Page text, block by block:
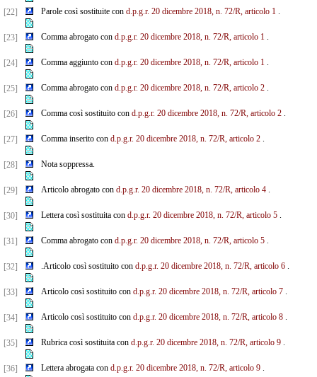
[22] Parole così sostituite con d.p.g.r. 20 dicembre 2018, n. 72/R, articolo 1.
[23] Comma abrogato con d.p.g.r. 20 dicembre 2018, n. 72/R, articolo 1.
[24] Comma aggiunto con d.p.g.r. 20 dicembre 2018, n. 72/R, articolo 1.
[25] Comma abrogato con d.p.g.r. 20 dicembre 2018, n. 72/R, articolo 2.
[26] Comma così sostituito con d.p.g.r. 20 dicembre 2018, n. 72/R, articolo 2.
[27] Comma inserito con d.p.g.r. 20 dicembre 2018, n. 72/R, articolo 2.
[28] Nota soppressa.
[29] Articolo abrogato con d.p.g.r. 20 dicembre 2018, n. 72/R, articolo 4.
[30] Lettera così sostituita con d.p.g.r. 20 dicembre 2018, n. 72/R, articolo 5.
[31] Comma abrogato con d.p.g.r. 20 dicembre 2018, n. 72/R, articolo 5.
[32] .Articolo così sostituito con d.p.g.r. 20 dicembre 2018, n. 72/R, articolo 6.
[33] Articolo così sostituito con d.p.g.r. 20 dicembre 2018, n. 72/R, articolo 7.
[34] Articolo così sostituito con d.p.g.r. 20 dicembre 2018, n. 72/R, articolo 8.
[35] Rubrica così sostituita con d.p.g.r. 20 dicembre 2018, n. 72/R, articolo 9.
[36] Lettera abrogata con d.p.g.r. 20 dicembre 2018, n. 72/R, articolo 9.